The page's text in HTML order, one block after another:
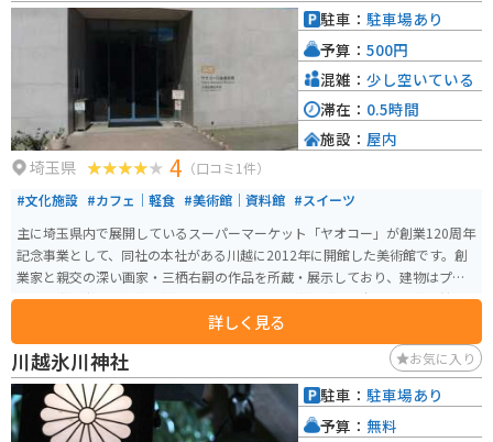
埼玉県 4 （口コミ1件）
#文化施設 #カフェ｜軽食 #美術館｜資料館 #スイーツ
主に埼玉県内で展開しているスーパーマーケット「ヤオコー」が創業120周年
記念事業として、同社の本社がある川越に2012年に開館した美術館です。創
業家と親交の深い画家・三栖右嗣の作品を所蔵・展示しており、建物はプリ
ツカー賞受賞者の伊東豊雄の設計という、小規模ながらも本格的な美術館と
で、アートをより身近に感じられる造りになっています。定期的に企画展や
ワークショップも開催されており、地元の文化交流の場としても親しまれて
います。川越の観光地にも近く、訪問者が気軽にアートを楽しめるスポット
として人気です。併設のカフェでお茶やケーキを楽しめるほか、「美術館で
ピアノコンサートをしてみませんか？」などのイベントも行われています。
詳しく見る
駐車： 駐車場あり
予算： 500円
混雑： 少し空いている
滞在： 0.5時間
施設： 屋内
川越氷川神社 お気に入り
駐車： 駐車場あり
予算： 無料